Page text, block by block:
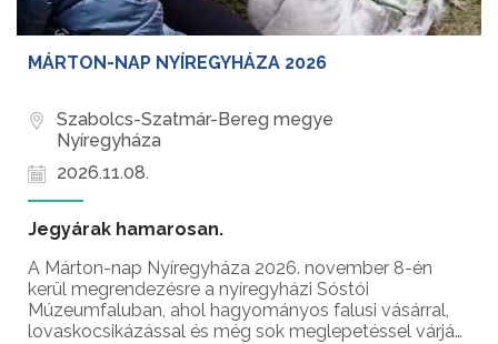
MÁRTON-NAP NYÍREGYHÁZA 2026
Szabolcs-Szatmár-Bereg megye
Nyíregyháza
2026.11.08.
Jegyárak hamarosan.
A Márton-nap Nyíregyháza 2026. november 8-én
kerül megrendezésre a nyíregyházi Sóstói
Múzeumfaluban, ahol hagyományos falusi vásárral,
lovaskocsikázással és még sok meglepetéssel várják